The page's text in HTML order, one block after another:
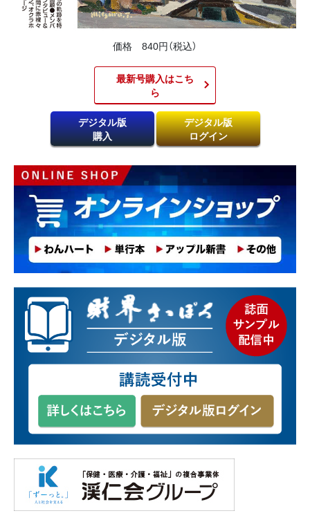
価格 840円（税込）
最新号購入はこち
ら​
デジタル版
購入
デジタル版
ログイン